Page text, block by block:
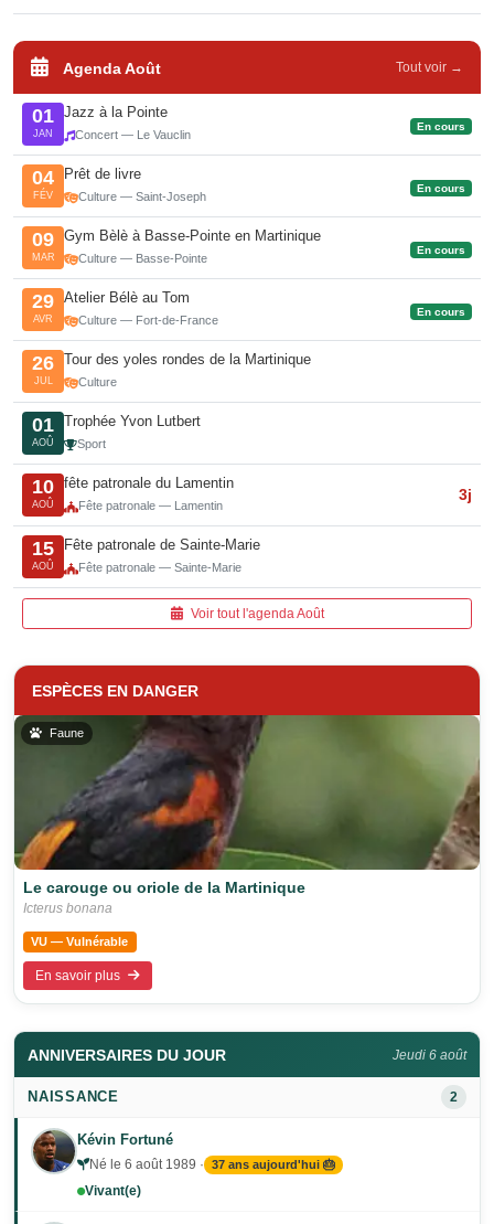
Agenda Août Tout voir →
01
JAN
Jazz à la Pointe
Concert — Le Vauclin
En cours
04
FÉV
Prêt de livre
Culture — Saint-Joseph
En cours
09
MAR
Gym Bèlè à Basse-Pointe en Martinique
Culture — Basse-Pointe
En cours
29
AVR
Atelier Bélè au Tom
Culture — Fort-de-France
En cours
26
JUL
Tour des yoles rondes de la Martinique
Culture
01
AOÛ
Trophée Yvon Lutbert
Sport
10
AOÛ
fête patronale du Lamentin
Fête patronale — Lamentin
3j
15
AOÛ
Fête patronale de Sainte-Marie
Fête patronale — Sainte-Marie
Voir tout l'agenda Août
ESPÈCES EN DANGER
Faune
Le carouge ou oriole de la Martinique
Icterus bonana
VU — Vulnérable
En savoir plus
ANNIVERSAIRES DU JOUR Jeudi 6 août
NAISSANCE 2
Kévin Fortuné
Né le 6 août 1989 · 37 ans aujourd'hui 🎂
Vivant(e)